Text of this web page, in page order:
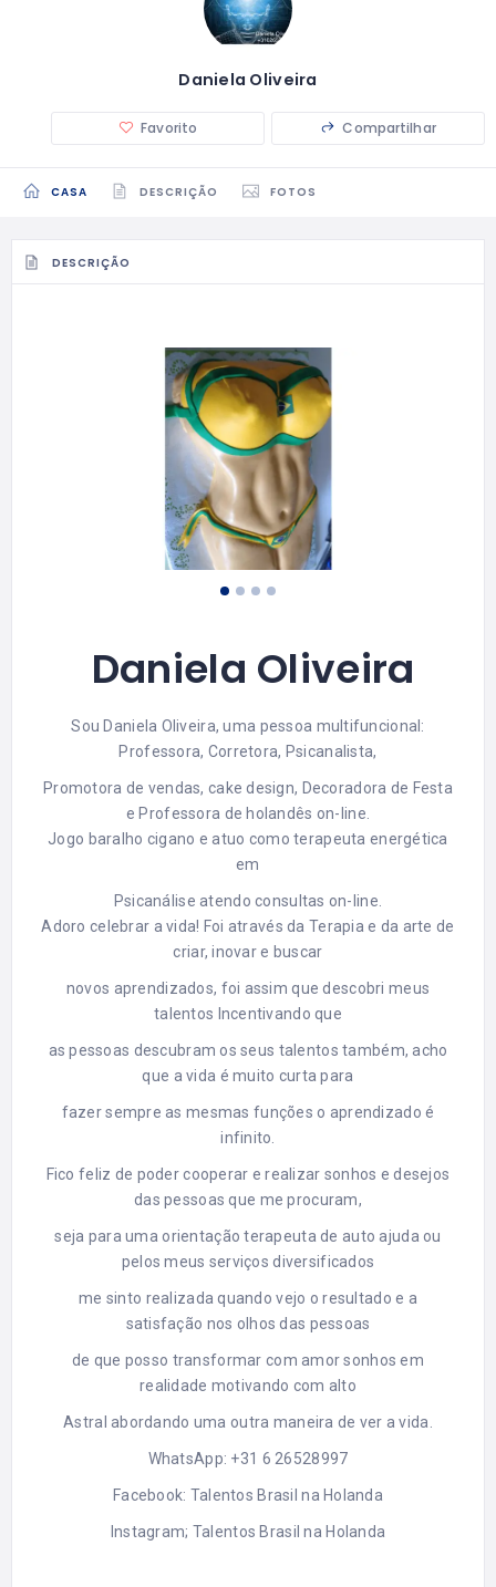
Daniela Oliveira
Favorito Compartilhar
CASA DESCRIÇÃO FOTOS
DESCRIÇÃO
Daniela Oliveira
Sou Daniela Oliveira, uma pessoa multifuncional:
Professora, Corretora, Psicanalista,
Promotora de vendas, cake design, Decoradora de Festa
e Professora de holandês on-line.
Jogo baralho cigano e atuo como terapeuta energética
em
Psicanálise atendo consultas on-line.
Adoro celebrar a vida! Foi através da Terapia e da arte de
criar, inovar e buscar
novos aprendizados, foi assim que descobri meus
talentos Incentivando que
as pessoas descubram os seus talentos também, acho
que a vida é muito curta para
fazer sempre as mesmas funções o aprendizado é
infinito.
Fico feliz de poder cooperar e realizar sonhos e desejos
das pessoas que me procuram,
seja para uma orientação terapeuta de auto ajuda ou
pelos meus serviços diversificados
me sinto realizada quando vejo o resultado e a
satisfação nos olhos das pessoas
de que posso transformar com amor sonhos em
realidade motivando com alto
Astral abordando uma outra maneira de ver a vida.
WhatsApp: +31 6 26528997
Facebook: Talentos Brasil na Holanda
Instagram; Talentos Brasil na Holanda